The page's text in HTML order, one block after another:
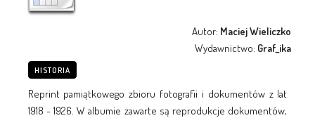
Autor: Maciej Wieliczko
Wydawnictwo: Graf_ika
HISTORIA
Reprint pamiątkowego zbioru fotografii i dokumentów z lat
1918 - 1926. W albumie zawarte są reprodukcje dokumentów,